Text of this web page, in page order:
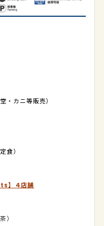
・カニ等販売）
食）
】４店舗
）